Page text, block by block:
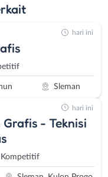
Sleman
hari ini
- Teknisi
Kompetitif
hari ini